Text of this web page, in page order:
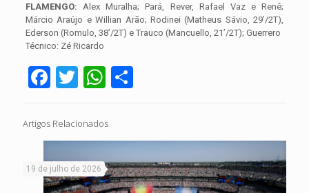
FLAMENGO: Alex Muralha; Pará, Rever, Rafael Vaz e Renê;
Márcio Araújo e Willian Arão; Rodinei (Matheus Sávio, 29’/2T),
Ederson (Romulo, 38’/2T) e Trauco (Mancuello, 21’/2T); Guerrero
Técnico: Zé Ricardo
Facebook
TwitterWhatsApp
Share
Artigos Relacionados
19 de julho de 2026